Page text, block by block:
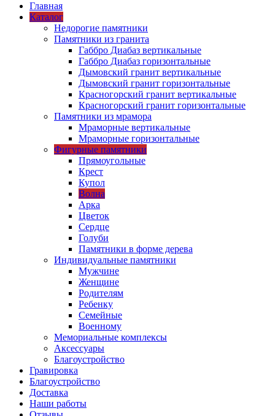
Главная
Каталог
Недорогие памятники
Памятники из гранита
Габбро Диабаз вертикальные
Габбро Диабаз горизонтальные
Дымовский гранит вертикальные
Дымовский гранит горизонтальные
Красногорский гранит вертикальные
Красногорский гранит горизонтальные
Памятники из мрамора
Мраморные вертикальные
Мраморные горизонтальные
Фигурные памятники
Прямоугольные
Крест
Купол
Волна
Арка
Цветок
Сердце
Голуби
Памятники в форме дерева
Индивидуальные памятники
Мужчине
Женщине
Родителям
Ребенку
Семейные
Военному
Мемориальные комплексы
Аксессуары
Благоустройство
Гравировка
Благоустройство
Доставка
Наши работы